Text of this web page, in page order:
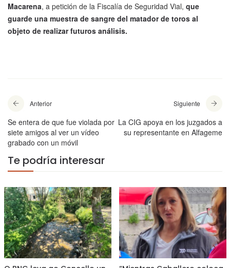
Macarena, a petición de la Fiscalía de Seguridad Vial, que
guarde una muestra de sangre del matador de toros al
objeto de realizar futuros análisis.
Anterior
Se entera de que fue violada por
siete amigos al ver un vídeo
grabado con un móvil
Siguiente
La CIG apoya en los juzgados a
su representante en Alfageme
Te podría interesar